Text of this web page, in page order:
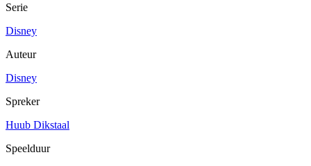
Serie
Disney
Auteur
Disney
Spreker
Huub Dikstaal
Speelduur